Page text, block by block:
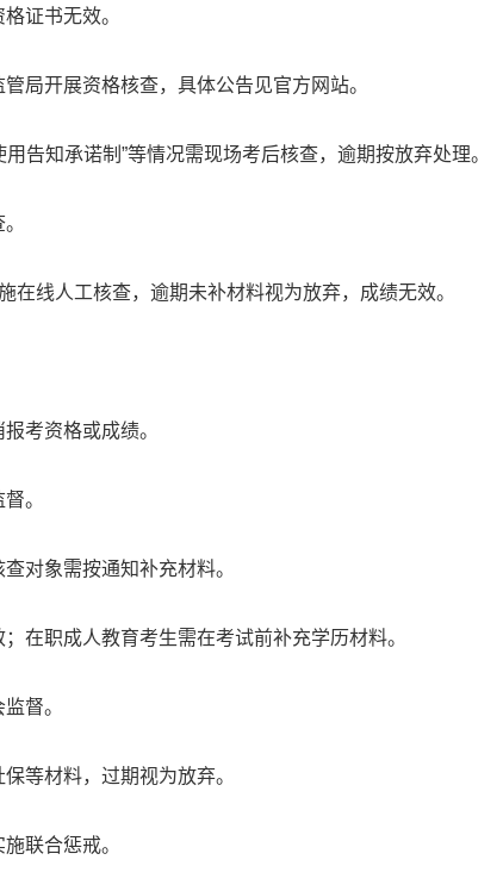
证书无效。
局开展资格核查，具体公告见官方网站。
告知承诺制”等情况需现场考后核查，逾期按放弃处理。
线人工核查，逾期未补材料视为放弃，成绩无效。
考资格或成绩。
。
对象需按通知补充材料。
在职成人教育考生需在考试前补充学历材料。
督。
等材料，过期视为放弃。
联合惩戒。